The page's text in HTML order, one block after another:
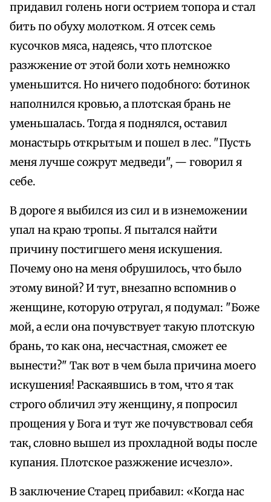
придавил голень ноги острием топора и стал
бить по обуху молотком. Я отсек семь
кусочков мяса, надеясь, что плотское
разжжение от этой боли хоть немножко
уменьшится. Но ничего подобного: ботинок
наполнился кровью, а плотская брань не
уменьшалась. Тогда я поднялся, оставил
монастырь открытым и пошел в лес. "Пусть
меня лучше сожрут медведи", — говорил я
себе.
В дороге я выбился из сил и в изнеможении
упал на краю тропы. Я пытался найти
причину постигшего меня искушения.
Почему оно на меня обрушилось, что было
этому виной? И тут, внезапно вспомнив о
женщине, которую отругал, я подумал: "Боже
мой, а если она почувствует такую плотскую
брань, то как она, несчастная, сможет ее
вынести?" Так вот в чем была причина моего
искушения! Раскаявшись в том, что я так
строго обличил эту женщину, я попросил
прощения у Бога и тут же почувствовал себя
так, словно вышел из прохладной воды после
купания. Плотское разжжение исчезло».
В заключение Старец прибавил: «Когда нас